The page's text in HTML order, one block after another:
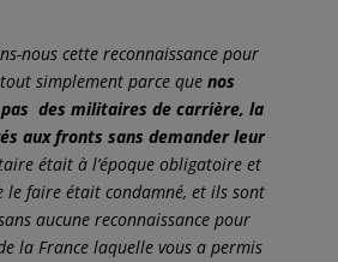
nous cette reconnaissance pour
simplement parce que nos
des militaires de carrière, la
aux fronts sans demander leur
était à l’époque obligatoire et
le faire était condamné, et ils sont
aucune reconnaissance pour
la France laquelle vous a permis